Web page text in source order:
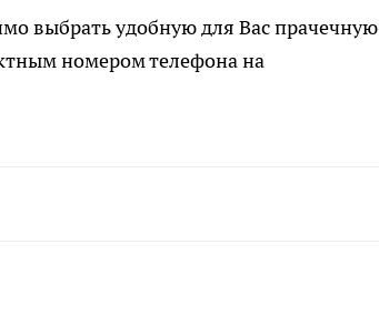
выбрать удобную для Вас прачечную
номером телефона на